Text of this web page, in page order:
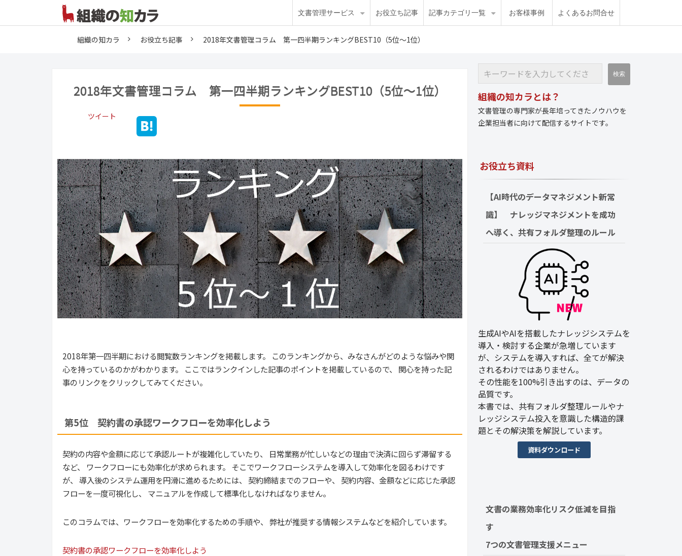
文書管理サービス お役立ち記事 記事カテゴリ一覧 お客様事例 よくあるお問合せ
組織の知カラ お役立ち記事 2018年文書管理コラム 第一四半期ランキングBEST10（5位～1位）
2018年文書管理コラム 第一四半期ランキングBEST10（5位～1位）
ツイート
2018年第一四半期における閲覧数ランキングを掲載します。 このランキングから、みなさんがどのような悩みや関
心を持っているのかがわかります。 ここではランクインした記事のポイントを掲載しているので、 関心を持った記
事のリンクをクリックしてみてください。
第5位 契約書の承認ワークフローを効率化しよう
契約の内容や金額に応じて承認ルートが複雑化していたり、 日常業務が忙しいなどの理由で決済に回らず滞留する
など、 ワークフローにも効率化が求められます。 そこでワークフローシステムを導入して効率化を図るわけです
が、 導入後のシステム運用を円滑に進めるためには、 契約締結までのフローや、 契約内容、金額などに応じた承認
フローを一度可視化し、 マニュアルを作成して標準化しなければなりません。
このコラムでは、ワークフローを効率化するための手順や、 弊社が推奨する情報システムなどを紹介しています。
契約書の承認ワークフローを効率化しよう
組織の知カラとは？
文書管理の専門家が長年培ってきたノウハウを
企業担当者に向けて配信するサイトです。
お役立ち資料
【AI時代のデータマネジメント新常
識】　ナレッジマネジメントを成功
へ導く、共有フォルダ整理のルール
生成AIやAIを搭載したナレッジシステムを
導入・検討する企業が急増しています
が、システムを導入すれば、全てが解決
されるわけではありません。
その性能を100%引き出すのは、データの
品質です。
本書では、共有フォルダ整理ルールやナ
レッジシステム投入を意識した構造的課
題とその解決策を解説しています。
資料ダウンロード
文書の業務効率化リスク低減を目指
す
7つの文書管理支援メニュー